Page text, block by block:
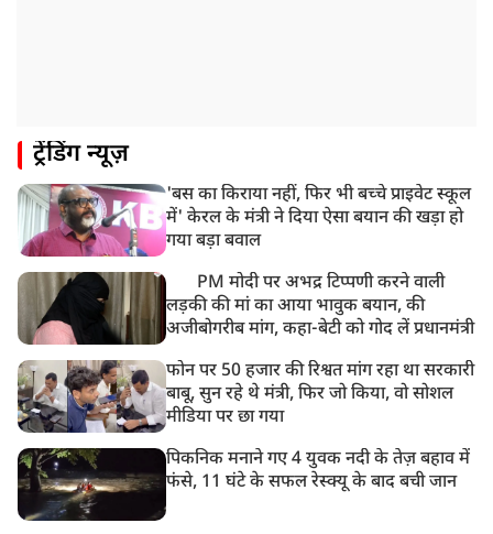
ट्रेंडिंग न्यूज़
'बस का किराया नहीं, फिर भी बच्चे प्राइवेट स्कूल
में' केरल के मंत्री ने दिया ऐसा बयान की खड़ा हो
गया बड़ा बवाल
PM मोदी पर अभद्र टिप्पणी करने वाली
लड़की की मां का आया भावुक बयान, की
अजीबोगरीब मांग, कहा-बेटी को गोद लें प्रधानमंत्री
फोन पर 50 हजार की रिश्वत मांग रहा था सरकारी
बाबू, सुन रहे थे मंत्री, फिर जो किया, वो सोशल
मीडिया पर छा गया
पिकनिक मनाने गए 4 युवक नदी के तेज़ बहाव में
फंसे, 11 घंटे के सफल रेस्क्यू के बाद बची जान